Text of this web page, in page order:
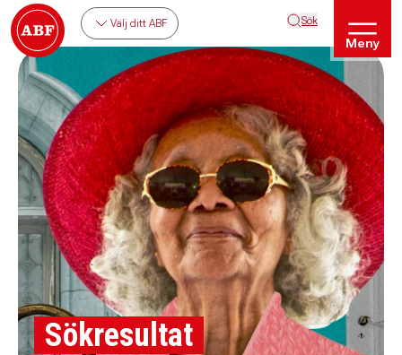
Välj ditt ABF Sök
Meny
Sökresultat